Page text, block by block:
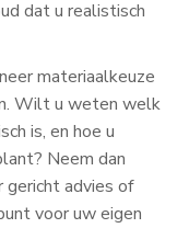
dat u realistisch
materiaalkeuze
Wilt u weten welk
is, en hoe u
Neem dan
gericht advies of
voor uw eigen